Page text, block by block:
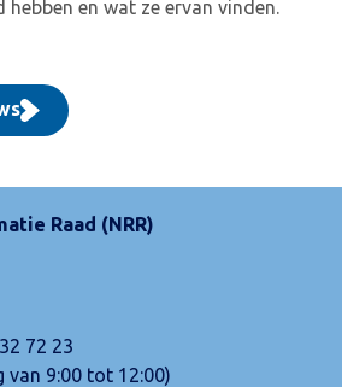
en wat ze ervan vinden.
Raad (NRR)
72 23
9:00 tot 12:00)